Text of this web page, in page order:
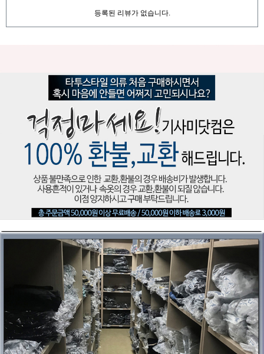
등록된 리뷰가 없습니다.